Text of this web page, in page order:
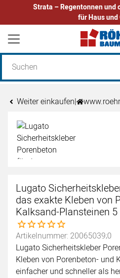
Strata – Regentonnen und
für Haus und
Zum Hauptinhalt springen
Weiter einkaufen|
Produktgalerie
Zur Kaufbox springen
Lugato
das exakte Kleben von
Kalksand-Plansteinen 5
Noch keine Bewertungen
Artikelnummer: 20065039;0
Lugato Sicherheitskleber
Kleben von Porenbeton- und
einfacher und schneller als